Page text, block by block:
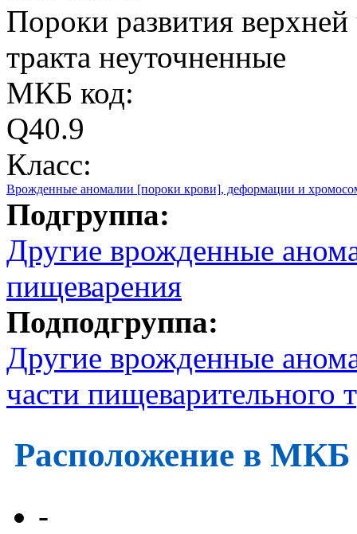
Пороки развития
тракта неуточненные
МКБ код:
Q40.9
Класс:
Врожденные аномалии [пороки крови], деформации и
Подгруппа:
Другие врожденные
пищеварения
Подподгруппа:
Другие врожденные
части пищеварительного
Расположение в
-